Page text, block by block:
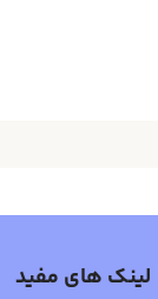
لینک های مفید